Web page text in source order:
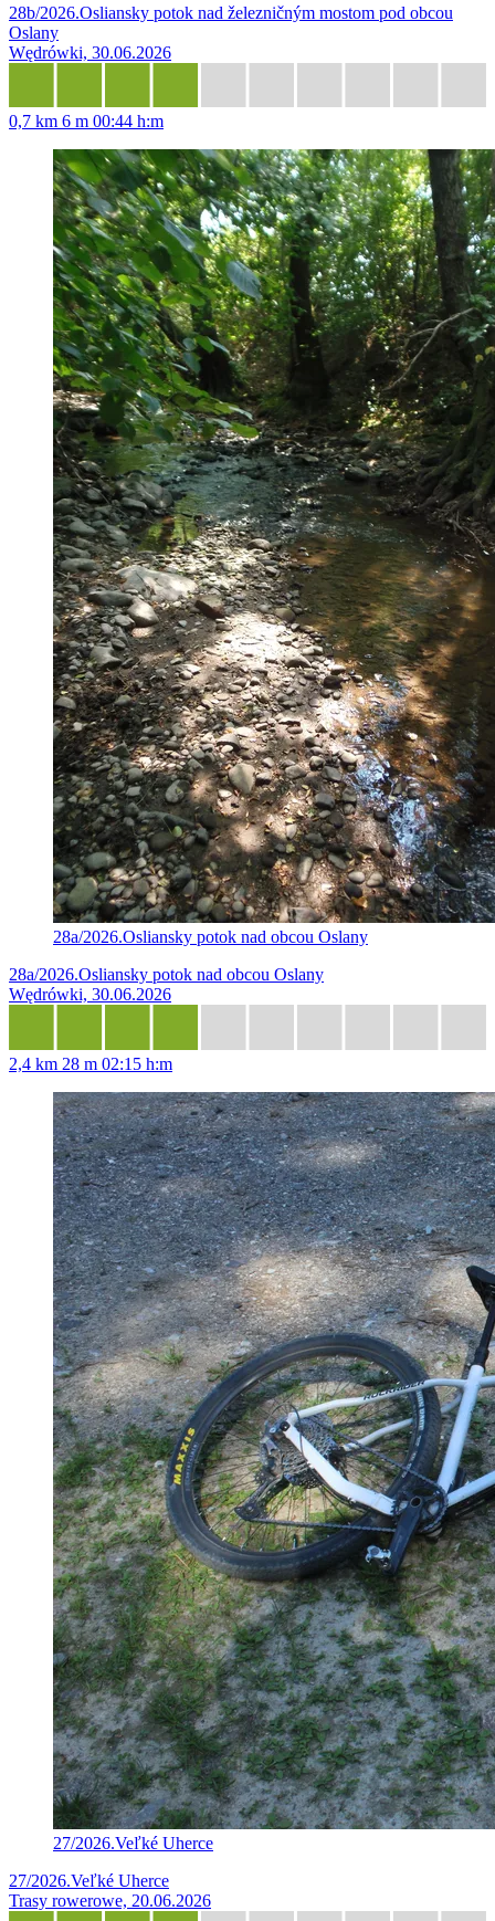
28b/2026.Osliansky potok nad železničným mostom pod obcou
Oslany
Wędrówki, 30.06.2026
0,7 km 6 m 00:44 h:m
28a/2026.Osliansky potok nad obcou Oslany
28a/2026.Osliansky potok nad obcou Oslany
Wędrówki, 30.06.2026
2,4 km 28 m 02:15 h:m
27/2026.Veľké Uherce
27/2026.Veľké Uherce
Trasy rowerowe, 20.06.2026